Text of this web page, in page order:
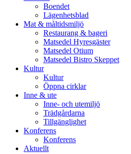
Boendet
Lägenhetsblad
Mat & måltidsmiljö
Restaurang & bageri
Matsedel Hyresgäster
Matsedel Otium
Matsedel Bistro Skeppet
Kultur
Kultur
Öppna cirklar
Inne & ute
Inne- och utemiljö
Trädgårdarna
Tillgänglighet
Konferens
Konferens
Aktuellt